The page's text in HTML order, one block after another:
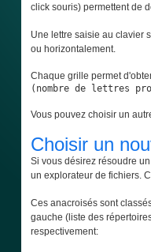
click souris) permettent de
Une lettre saisie au clavier
ou horizontalement.
Chaque grille permet
(nombre de lettres
Vous pouvez choisir un
Choisir un
Si vous désirez résoudre
un explorateur de fichiers.
Ces anacroisés sont
gauche (liste des
respectivement: